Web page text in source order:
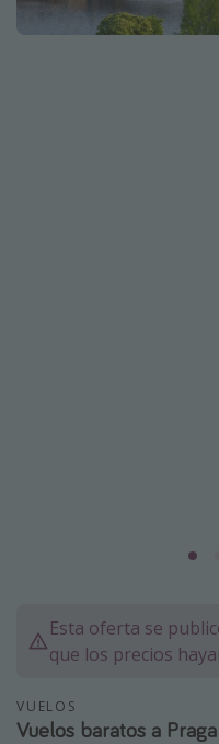
Marruecos
Más temas
Cruceros por el
Esta oferta se
que los precios
VUELOS
Vuelos baratos a